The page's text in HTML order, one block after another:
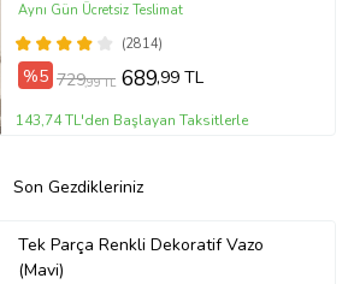
(2814)
Aynı Gün Ücretsiz Teslimat
%5 729,99 TL 689,99 TL
143,74 TL'den Başlayan Taksitlerle
Son Gezdikleriniz
Tek Parça Renkli Dekoratif Vazo
(Mavi)